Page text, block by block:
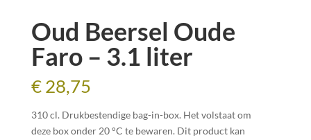
Oud Beersel Oude
Faro – 3.1 liter
€28,75
310 cl. Drukbestendige bag-in-box. Het volstaat om
deze box onder 20 °C te bewaren. Dit product kan